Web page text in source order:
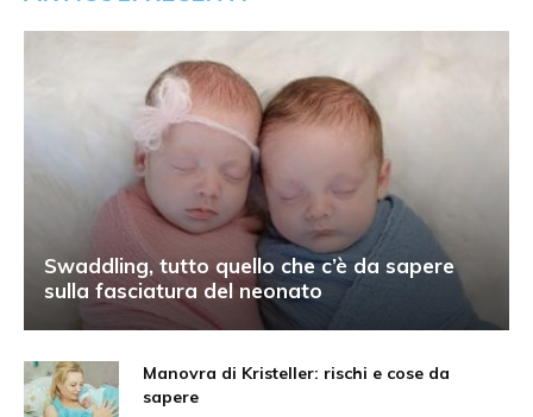
Swaddling, tutto quello che c’è da sapere
sulla fasciatura del neonato
Manovra di Kristeller: rischi e cose da
sapere